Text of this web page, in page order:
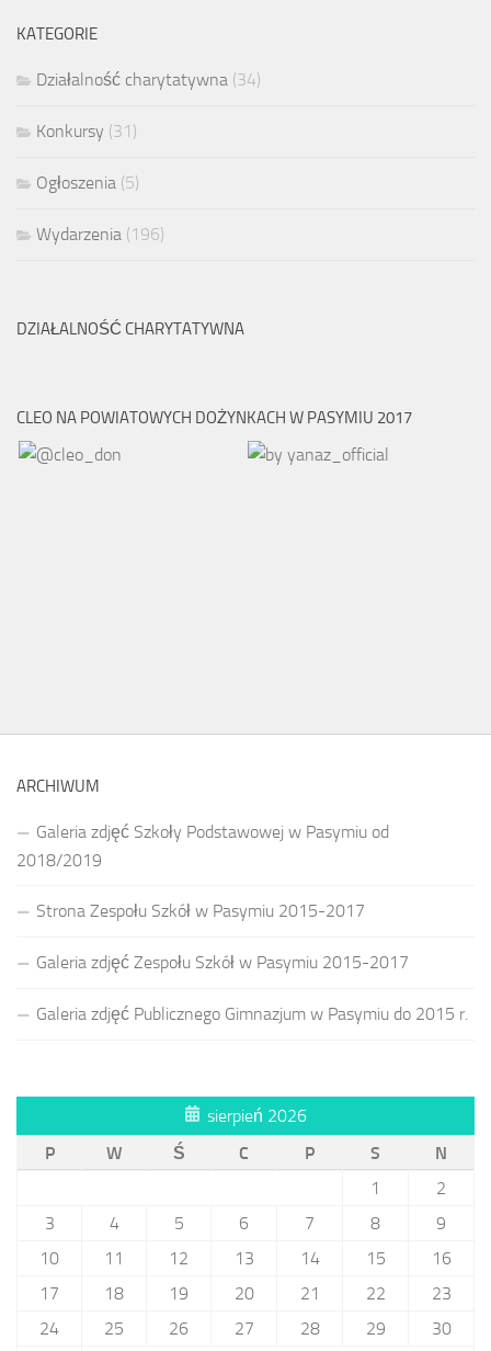
KATEGORIE
Działalność charytatywna (34)
Konkursy (31)
Ogłoszenia (5)
Wydarzenia (196)
DZIAŁALNOŚĆ CHARYTATYWNA
CLEO NA POWIATOWYCH DOŻYNKACH W PASYMIU 2017
ARCHIWUM
Galeria zdjęć Szkoły Podstawowej w Pasymiu od
2018/2019
Strona Zespołu Szkół w Pasymiu 2015-2017
Galeria zdjęć Zespołu Szkół w Pasymiu 2015-2017
Galeria zdjęć Publicznego Gimnazjum w Pasymiu do 2015 r.
sierpień 2026
P
W Ś C P S
N
1
2
3
4 5 6 7 8
9
10
11 12 13 14 15
16
17
18 19 20 21 22
23
24
25 26 27 28 29
30